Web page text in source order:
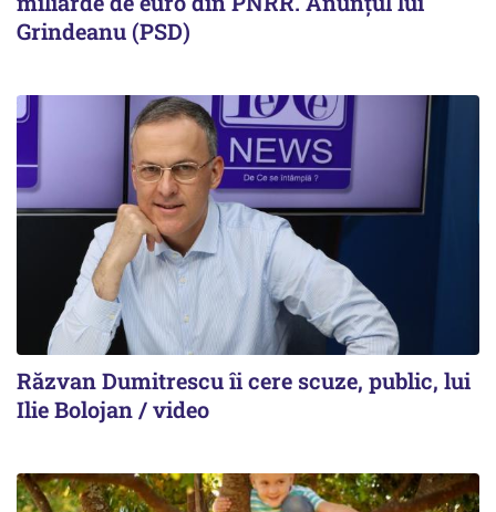
Grindeanu (PSD)
Răzvan Dumitrescu îi cere scuze, public, lui
Ilie Bolojan / video